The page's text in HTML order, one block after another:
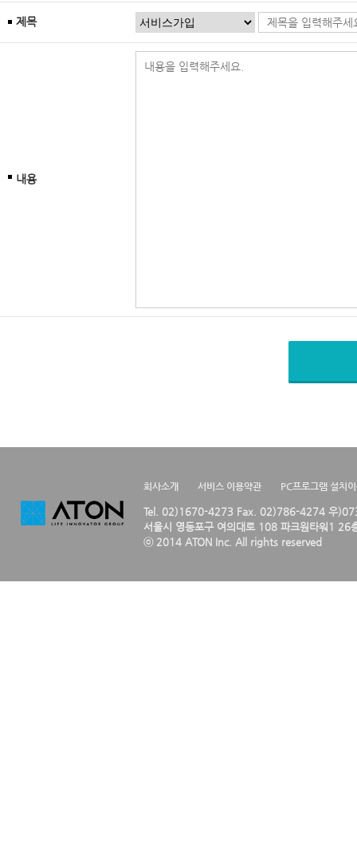
제목
내용
회사소개 서비스 이용약관 PC프로그램 설치
Tel. 02)1670-4273 Fax. 02)786-4274 우
서울시 영등포구 여의대로 108 파크원타워1 26
ⓒ 2014 ATON Inc. All rights reserved